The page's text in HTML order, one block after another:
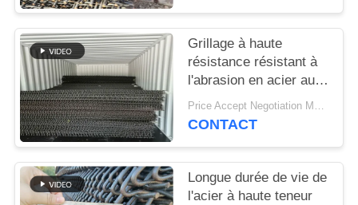
Grillage à haute
résistance résistant à
l'abrasion en acier au
manganèse pour les
applications de criblage
Price Accept Negotiation MOQ:10 pièces
CONTACT
Longue durée de vie de
l'acier à haute teneur